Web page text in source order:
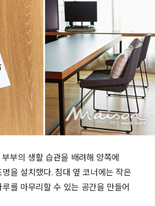
부의 생활 습관을 배려해 양쪽에
을 설치했다. 침대 옆 코너에는 작은
를 마무리할 수 있는 공간을 만들어